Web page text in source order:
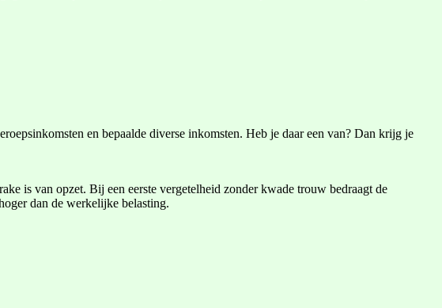
en bepaalde diverse inkomsten. Heb je daar een van? Dan krijg je
is van opzet. Bij een eerste vergetelheid zonder kwade trouw bedraagt de
dan de werkelijke belasting.